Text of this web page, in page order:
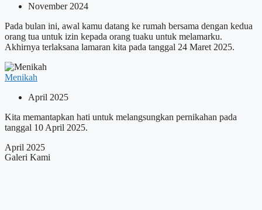
November 2024
Pada bulan ini, awal kamu datang ke rumah bersama dengan kedua
orang tua untuk izin kepada orang tuaku untuk melamarku.
Akhirnya terlaksana lamaran kita pada tanggal 24 Maret 2025.
Menikah
April 2025
Kita memantapkan hati untuk melangsungkan pernikahan pada
tanggal 10 April 2025.
April 2025
Galeri Kami